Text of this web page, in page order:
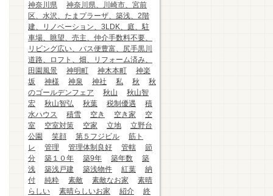
神奈川県
神奈川県、川崎市、宮前
区、水沢、たまプラーザ、築浅、2階
建、リノベーション、3LDK、庭、駐
車場、眺望、売主、仲介手数料不要、
リビング広い、バス便豊富、尻手黒川
道路、ロフト、畑、リフォーム済み、
田園風景
神明町 神木本町
神楽
坂
神様 神泉 神社 私 秋
秋
のゴールデンフェア
秋山
秋山智
宏
秋山智弘 秋葉 税制優遇
積
水ハウス
積雪 空き 空き家
空
室
空室対策 空家 立地
立野台
公園
笑顔 第５フジビル
筋ト
レ
管理 管理体制良好 管轄
節
分
築１０年 築9年 築年数
築
浅
築浅戸建 築浅物件 紅葉
納
付
純粋 素敵 素敵なお家
素晴
らしい
素晴らしいお家 紹介
終